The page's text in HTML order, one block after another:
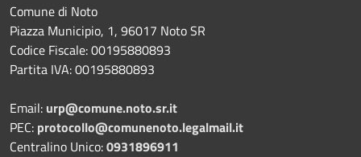
Comune di Noto
Piazza Municipio, 1, 96017 Noto SR
Codice Fiscale: 00195880893
Partita IVA: 00195880893
Email: urp@comune.noto.sr.it
PEC: protocollo@comunenoto.legalmail.it
Centralino Unico:0931896911